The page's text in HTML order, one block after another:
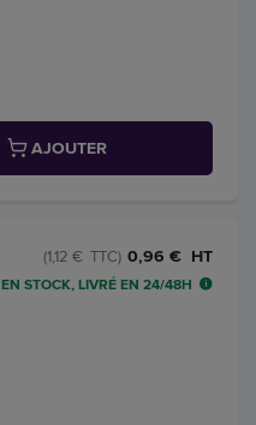
AJOUTER
0,96 € HT
(1,12 € TTC)
EN STOCK, LIVRÉ EN 24/48H